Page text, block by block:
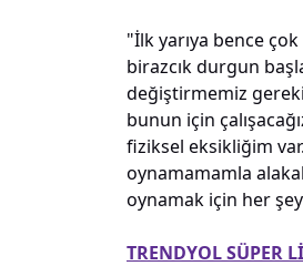
"İlk yarıya bence
birazcık durgun
değiştirmemiz
bunun için
fiziksel eksikliğim
oynamamamla
oynamak için her
TRENDYOL SÜPER